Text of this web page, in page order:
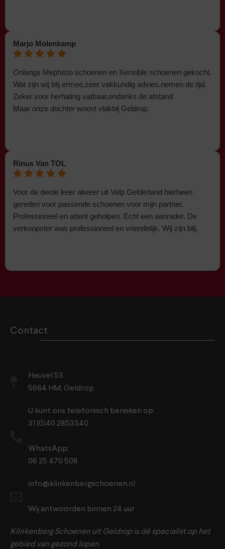
Marjo Molenkamp
Onlangs Mephisto schoenen en Xensible schoenen gekocht.
Wat zijn wij blij ermee,zeer vakkundig advies,nemen de tijd.
Zeker voor herhaling vatbaar,ondanks de afstand
Maar onze dochter woont vlakbij Geldrop.
Rinus Van TOL
Voor de derde keer alweer uit Velp Gelderland hierheen
gereden voor passende schoenen voor mijn partner.
Professioneel en attent geholpen. Echt een aanrader. De
verkoopster was professioneel en vriendelijk. Wij zijn blij.
Contact
Heuvel 53
5664 HM, Geldrop
U kunt ons telefonisch bereiken op:
31 (0)40 2853340
WhatsApp:
06 25 470 508
info@klinkenbergschoenen.nl
Wij antwoorden binnen 24 uur
Klinkenberg Schoenen uit Geldrop is dé specialist op het
gebied van gezond lopen